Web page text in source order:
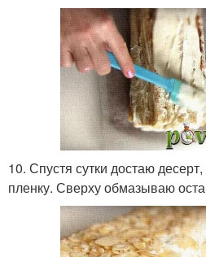
10. Спустя сутки достаю
пленку. Сверху обмазываю